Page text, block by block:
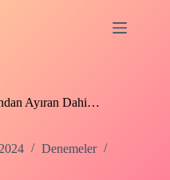
Ayıran Dahi…
Denemeler